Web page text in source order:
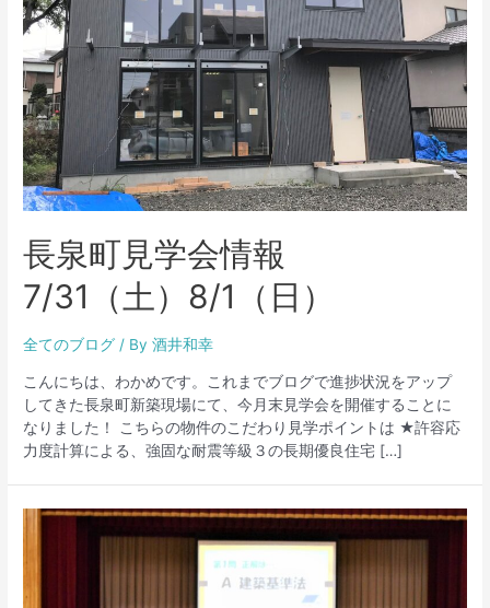
長泉町見学会情報
7/31（土）8/1（日）
全てのブログ / By酒井和幸
こんにちは、わかめです。これまでブログで進捗状況をアップ
してきた長泉町新築現場にて、今月末見学会を開催することに
なりました！ こちらの物件のこだわり見学ポイントは ★許容応
力度計算による、強固な耐震等級３の長期優良住宅 […]